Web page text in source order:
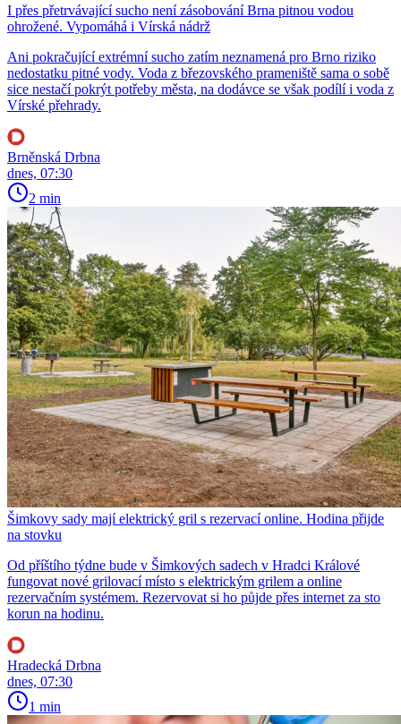
I přes přetrvávající sucho není zásobování Brna pitnou vodou
ohrožené. Vypomáhá i Vírská nádrž
Ani pokračující extrémní sucho zatím neznamená pro Brno riziko
nedostatku pitné vody. Voda z březovského prameniště sama o sobě
sice nestačí pokrýt potřeby města, na dodávce se však podílí i voda z
Vírské přehrady.
Brněnská Drbna
dnes, 07:30
2 min
Šimkovy sady mají elektrický gril s rezervací online. Hodina přijde
na stovku
Od příštího týdne bude v Šimkových sadech v Hradci Králové
fungovat nové grilovací místo s elektrickým grilem a online
rezervačním systémem. Rezervovat si ho půjde přes internet za sto
korun na hodinu.
Hradecká Drbna
dnes, 07:30
1 min